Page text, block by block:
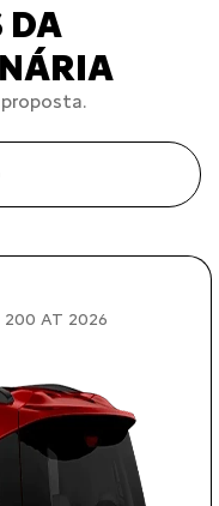
DA
200 AT 2026